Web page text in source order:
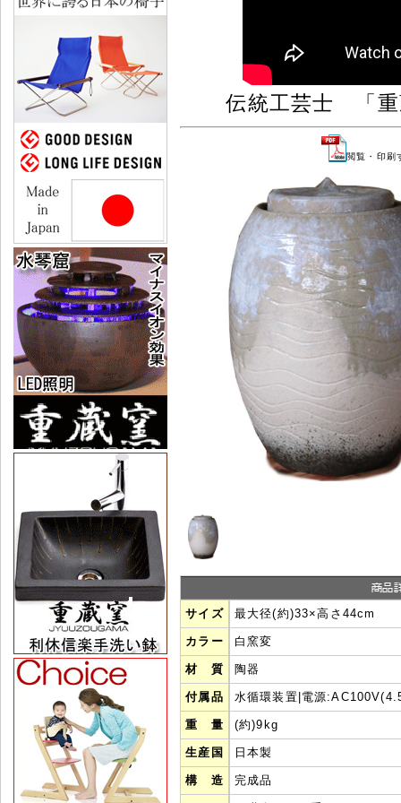
伝統工芸士 「重
閲覧・印
サイズ 最大径(約)33×高さ44cm
カラー 白窯変
材 質 陶器
付属品 水循環装置|電源
重 量 (約)9kg
生産国 日本製
構 造 完成品